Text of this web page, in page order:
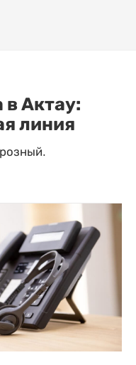
Актау:
линия